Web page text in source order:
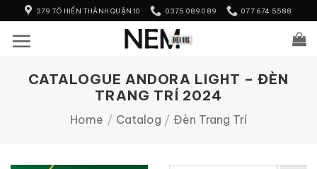
to
content
379 TÔ HIẾN THÀNH QUẬN 10 0375 089 089 077 674 5588
CATALOGUE ANDORA LIGHT – ĐÈN
TRANG TRÍ 2024
Home / Catalog / Đèn Trang Trí